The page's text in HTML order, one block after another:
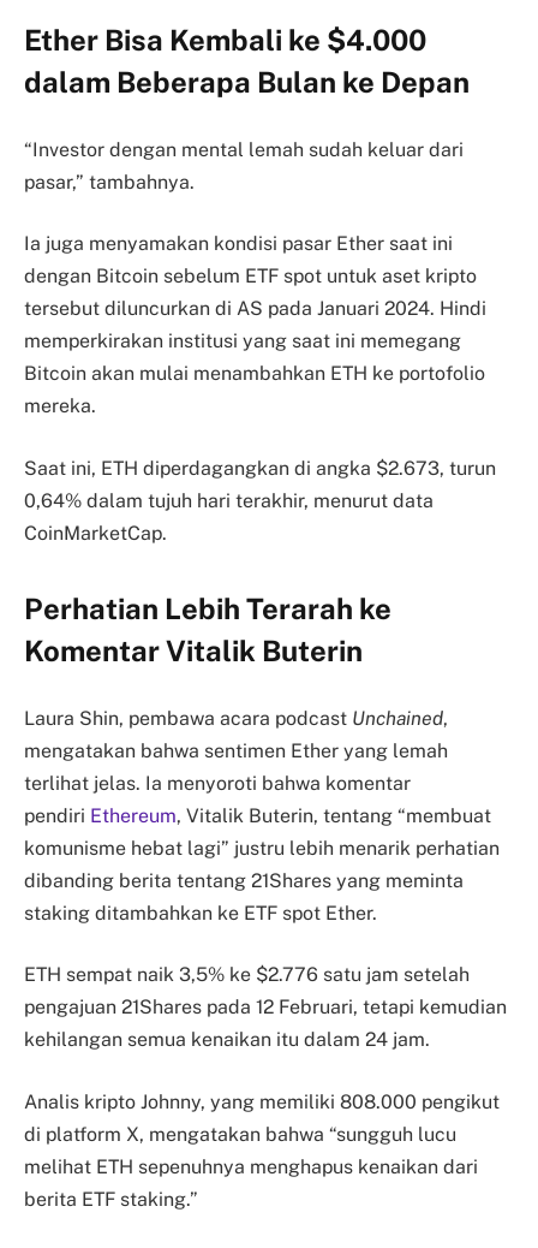
Ether Bisa Kembali ke $4.000
dalam Beberapa Bulan ke Depan
“Investor dengan mental lemah sudah keluar dari
pasar,” tambahnya.
Ia juga menyamakan kondisi pasar Ether saat ini
dengan Bitcoin sebelum ETF spot untuk aset kripto
tersebut diluncurkan di AS pada Januari 2024. Hindi
memperkirakan institusi yang saat ini memegang
Bitcoin akan mulai menambahkan ETH ke portofolio
mereka.
Saat ini, ETH diperdagangkan di angka $2.673, turun
0,64% dalam tujuh hari terakhir, menurut data
CoinMarketCap.
Perhatian Lebih Terarah ke
Komentar Vitalik Buterin
Laura Shin, pembawa acara podcast Unchained,
mengatakan bahwa sentimen Ether yang lemah
terlihat jelas. Ia menyoroti bahwa komentar
pendiri Ethereum, Vitalik Buterin, tentang “membuat
komunisme hebat lagi” justru lebih menarik perhatian
dibanding berita tentang 21Shares yang meminta
staking ditambahkan ke ETF spot Ether.
ETH sempat naik 3,5% ke $2.776 satu jam setelah
pengajuan 21Shares pada 12 Februari, tetapi kemudian
kehilangan semua kenaikan itu dalam 24 jam.
Analis kripto Johnny, yang memiliki 808.000 pengikut
di platform X, mengatakan bahwa “sungguh lucu
melihat ETH sepenuhnya menghapus kenaikan dari
berita ETF staking.”